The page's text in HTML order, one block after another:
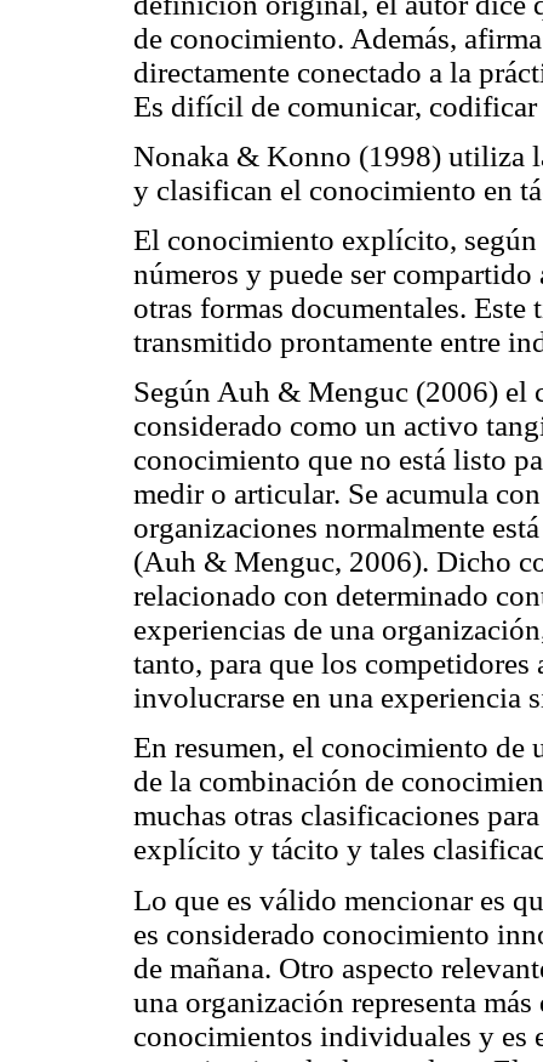
de conocimiento. Además,
directamente conectado a la
Es difícil de comunicar,
Nonaka & Konno (1998) utiliza
y clasifican el conocimiento en
El conocimiento explícito, según
números y puede ser
otras formas documentales.
transmitido prontamente entre
Según Auh & Menguc (2006) el
considerado como un activo
conocimiento que no está listo
medir o articular. Se acumula
organizaciones normalmente
(Auh & Menguc, 2006). Dicho
relacionado con determinado
experiencias de una
tanto, para que los
involucrarse en una experiencia
En resumen, el conocimiento
de la combinación de
muchas otras clasificaciones
explícito y tácito y tales
Lo que es válido mencionar es
es considerado conocimiento
de mañana. Otro aspecto
una organización representa
conocimientos individuales y es